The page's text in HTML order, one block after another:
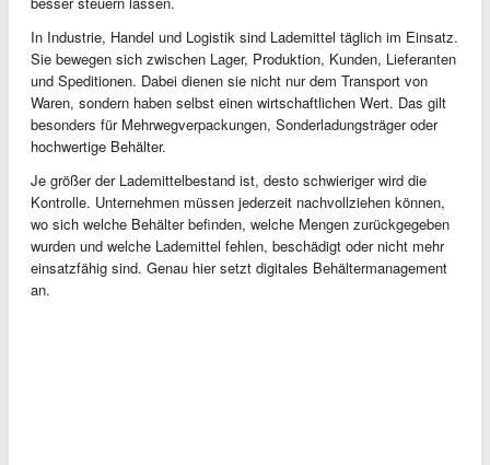
In Industrie, Handel und Logistik sind Lademittel täglich im Einsatz.
Sie bewegen sich zwischen Lager, Produktion, Kunden, Lieferanten
und Speditionen. Dabei dienen sie nicht nur dem Transport von
Waren, sondern haben selbst einen wirtschaftlichen Wert. Das gilt
besonders für Mehrwegverpackungen, Sonderladungsträger oder
hochwertige Behälter.
Je größer der Lademittelbestand ist, desto schwieriger wird die
Kontrolle. Unternehmen müssen jederzeit nachvollziehen können,
wo sich welche Behälter befinden, welche Mengen zurückgegeben
wurden und welche Lademittel fehlen, beschädigt oder nicht mehr
einsatzfähig sind. Genau hier setzt digitales Behältermanagement
an.